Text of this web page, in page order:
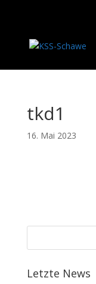
tkd1
16. Mai 2023
Letzte News